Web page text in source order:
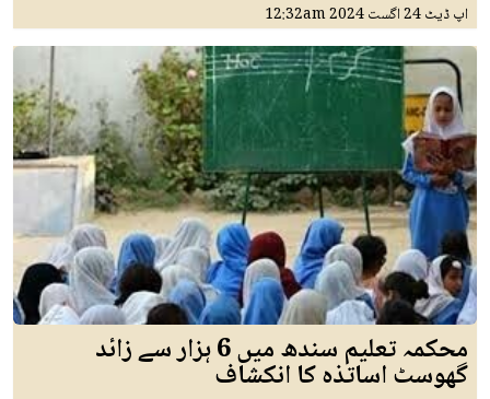
اپ ڈیٹ24 اگست 2024 12:32am
محکمہ تعلیم سندھ میں 6 ہزار سے زائد
گھوسٹ اساتذہ کا انکشاف